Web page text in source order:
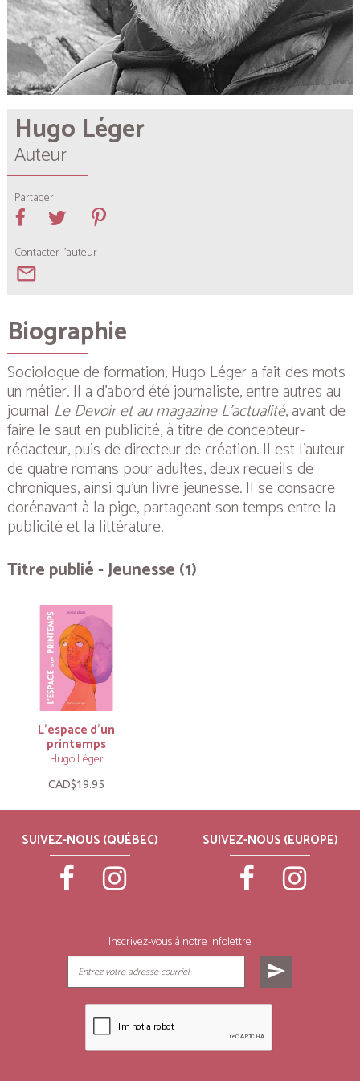
Hugo Léger
Auteur
Partager
Contacter l'auteur
mail_outline
Biographie
Sociologue de formation, Hugo Léger a fait des mots
un métier. Il a d’abord été journaliste, entre autres au
journal Le Devoir et au magazine L’actualité, avant de
faire le saut en publicité, à titre de concepteur-
rédacteur, puis de directeur de création. Il est l’auteur
de quatre romans pour adultes, deux recueils de
chroniques, ainsi qu’un livre jeunesse. Il se consacre
dorénavant à la pige, partageant son temps entre la
publicité et la littérature.
Titre publié - Jeunesse (1)
L’espace d’un
printemps
Hugo Léger
CAD$19.95
SUIVEZ-NOUS (QUÉBEC) SUIVEZ-NOUS (EUROPE)
Inscrivez-vous à notre infolettre
send